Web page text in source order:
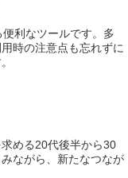
利なツールです。多
時の注意点も忘れずに
める20代後半から30
ながら、新たなつなが